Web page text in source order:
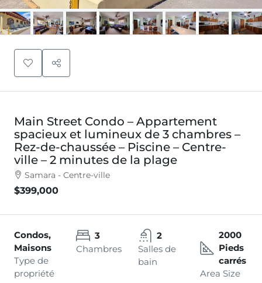
Main Street Condo – Appartement
spacieux et lumineux de 3 chambres –
Rez-de-chaussée – Piscine – Centre-
ville – 2 minutes de la plage
Samara - Centre-ville
$399,000
Condos,
Maisons
Type de
propriété
3
Chambres
2
Salles de
bain
2000
Pieds
carrés
Area Size